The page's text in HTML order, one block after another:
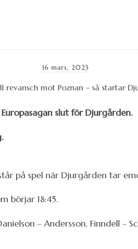
16 mars, 2023
slut för Djurgården.
på spel när Djurgården tar
börjar 18:45.
– Andersson, Finndell –